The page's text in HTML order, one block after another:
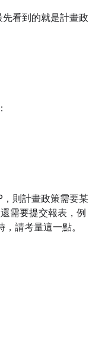
看到的就是計畫政
則計畫政策需要某
需要提交報表，例
請考量這一點。